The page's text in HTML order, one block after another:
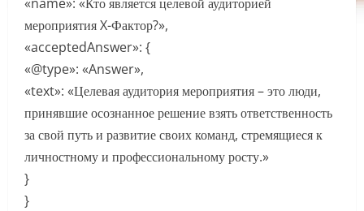
мероприятия X-Фактор?»,
«acceptedAnswer»: {
«@type»: «Answer»,
«text»: «Целевая аудитория мероприятия – это люди,
принявшие осознанное решение взять ответственность
за свой путь и развитие своих команд, стремящиеся к
личностному и профессиональному росту.»
}
}